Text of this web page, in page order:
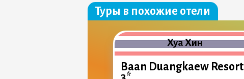
Туры в похожие отели
Хуа Хин
Baan Duangkaew Resort